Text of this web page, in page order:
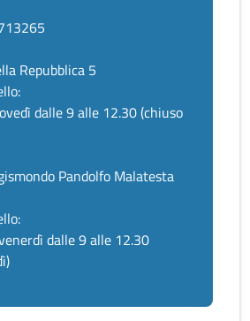
Repubblica 5
dalle 9 alle 12.30 (chiuso
Pandolfo Malatesta
dalle 9 alle 12.30